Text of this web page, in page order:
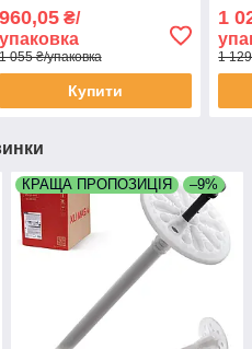
упаковка 200 штук
960,05₴/
упаковка
055 ₴/упаковка
Купити
1
1
КРАЩА ПРОПОЗИЦІЯ –9%